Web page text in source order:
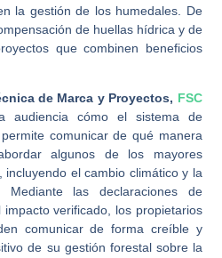
la gestión de los humedales. De
de huellas hídrica y de
que combinen beneficios
de Marca y Proyectos, FSC
audiencia cómo el sistema de
comunicar de qué manera
algunos de los mayores
el cambio climático y la
Mediante las declaraciones de
verificado, los propietarios
comunicar de forma creíble y
de su gestión forestal sobre la